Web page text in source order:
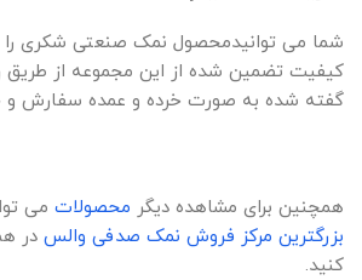
شما می توانیدمحصول نمک صنعتی شکری
کیفیت تضمین شده از این مجموعه از طریق
گفته شده به صورت خرده و عمده سفارش و
همچنین برای مشاهده دیگر محصولات می
بزرگترین مرکز فروش نمک صدفی والس در
کنید.